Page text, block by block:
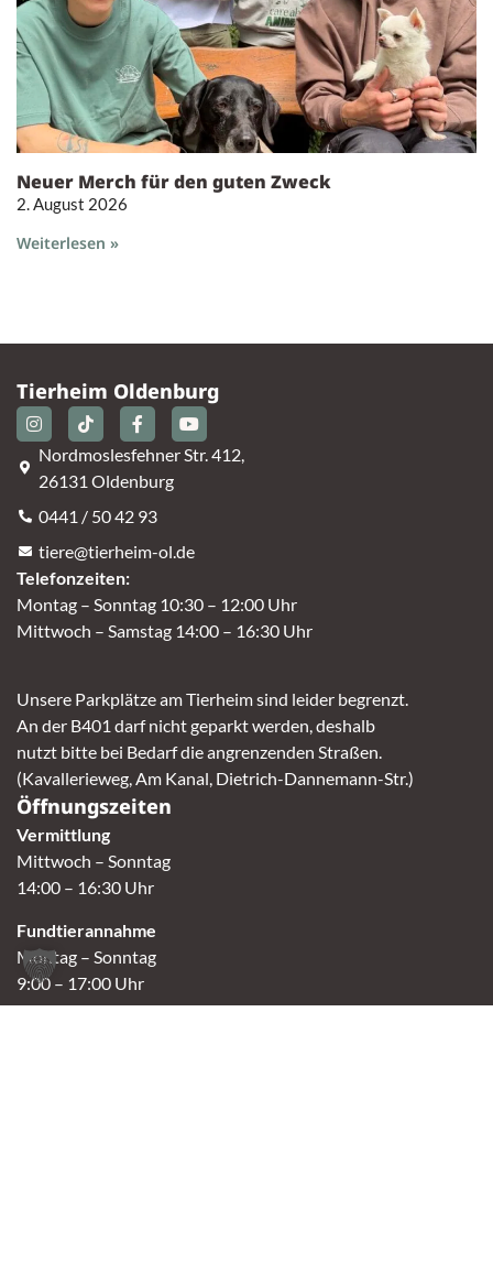
Neuer Merch für den guten Zweck
2. August 2026
Weiterlesen »
Tierheim Oldenburg
Nordmoslesfehner Str. 412,
26131 Oldenburg
0441 / 50 42 93
tiere@tierheim-ol.de
Telefonzeiten:
Montag – Sonntag 10:30 – 12:00 Uhr
Mittwoch – Samstag 14:00 – 16:30 Uhr
Unsere Parkplätze am Tierheim sind leider begrenzt.
An der B401 darf nicht geparkt werden, deshalb
nutzt bitte bei Bedarf die angrenzenden Straßen.
(Kavallerieweg, Am Kanal, Dietrich-Dannemann-Str.)
Öffnungszeiten
Vermittlung
Mittwoch – Sonntag
14:00 – 16:30 Uhr
Fundtierannahme
Montag – Sonntag
9:00 – 17:00 Uhr